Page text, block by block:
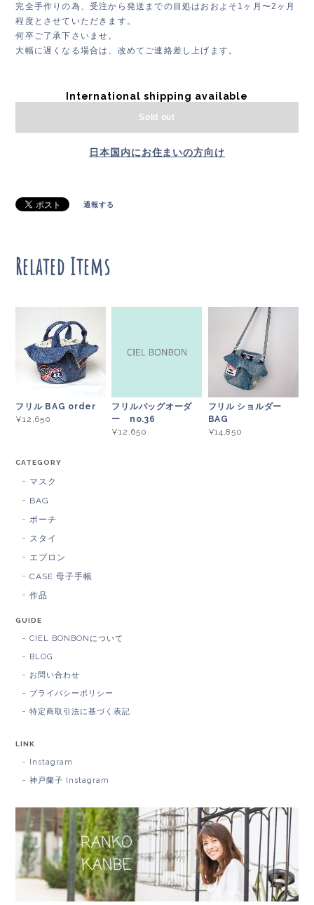
完全手作りの為、受注から発送までの目処はおおよそ1ヶ月〜2ヶ月
程度とさせていただきます。
何卒ご了承下さいませ。
大幅に遅くなる場合は、改めてご連絡差し上げます。
International shipping available
Sold out
日本国内にお住まいの方向け
通報する
Related Items
フリル BAG order
¥12,650
フリルバッグオーダ
ー no.36
¥12,650
フリル ショルダー
BAG
¥14,850
CATEGORY
マスク
BAG
ポーチ
スタイ
エプロン
CASE 母子手帳
作品
GUIDE
CIEL BONBONについて
BLOG
お問い合わせ
プライバシーポリシー
特定商取引法に基づく表記
LINK
Instagram
神戸蘭子 Instagram